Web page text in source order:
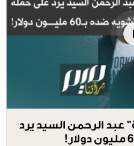
عبد الرحمن السيد يرد